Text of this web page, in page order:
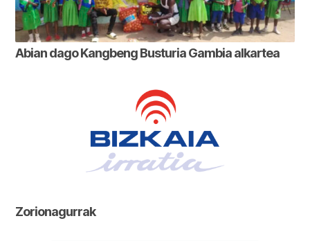
Abian dago Kangbeng Busturia Gambia alkartea
Zorionagurrak